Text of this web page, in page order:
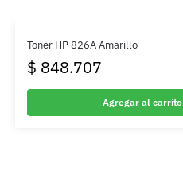
Toner HP 826A Amarillo
$ 848.707
Agregar al carrito